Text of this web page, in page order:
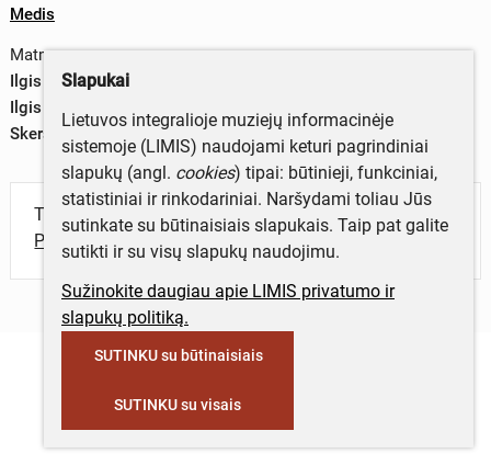
Medis
Matmenys
Ilgis (kaklelis) – 7,3 cm
Ilgis (galvutė) – 8 cm
Skersmuo – 3,2 cm
Turite daugiau informacijos apie objektą?
Parašykite mums!
Slapukai
Lietuvos integralioje muziejų informacinėje
sistemoje (LIMIS) naudojami keturi pagrindiniai
slapukų (angl. cookies) tipai: būtinieji, funkciniai,
statistiniai ir rinkodariniai. Naršydami toliau Jūs
sutinkate su būtinaisiais slapukais. Taip pat galite
sutikti ir su visų slapukų naudojimu.
Sužinokite daugiau apie LIMIS privatumo ir
slapukų politiką.
SUTINKU su būtinaisiais
SUTINKU su visais